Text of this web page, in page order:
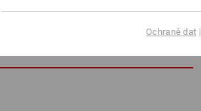
ALTERNATIVY
aktuální výrobek s nejlepšími
Ochraně dat |